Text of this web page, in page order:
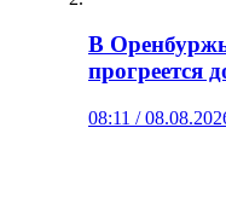
В
прогреется
08:11 /